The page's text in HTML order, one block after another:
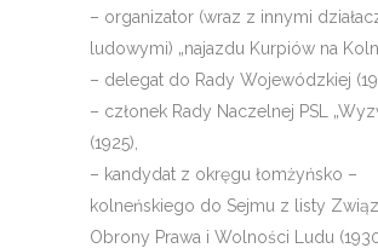
– organizator (wraz z innymi
ludowymi) „najazdu Kurpiów na
– delegat do Rady Wojewódzkiej
– członek Rady Naczelnej PSL
(1925),
– kandydat z okręgu łomżyńsko –
kolneńskiego do Sejmu z listy
Obrony Prawa i Wolności Ludu